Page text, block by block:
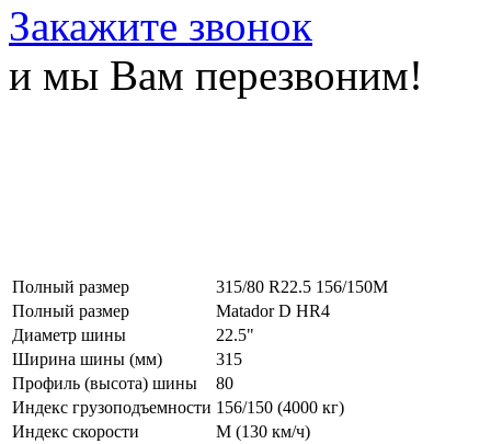
Закажите звонок
и мы Вам перезвоним!
Полный размер
315/80 R22.5 156/150M
Полный размер
Matador D HR4
Диаметр шины
22.5"
Ширина шины (мм)
315
Профиль (высота) шины
80
Индекс грузоподъемности 156/150 (4000 кг)
Индекс скорости
M (130 км/ч)